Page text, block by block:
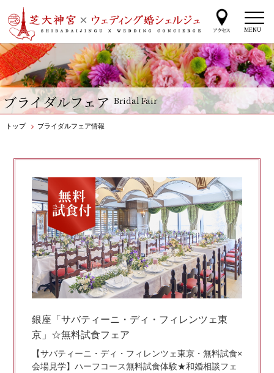
ブライダルフェア Bridal Fair
MENU
トップ > ブライダルフェア情報
銀座「サバティーニ・ディ・フィレンツェ東
京」☆無料試食フェア
【サバティーニ・ディ・フィレンツェ東京・無料試食×
会場見学】ハーフコース無料試食体験★和婚相談フェ